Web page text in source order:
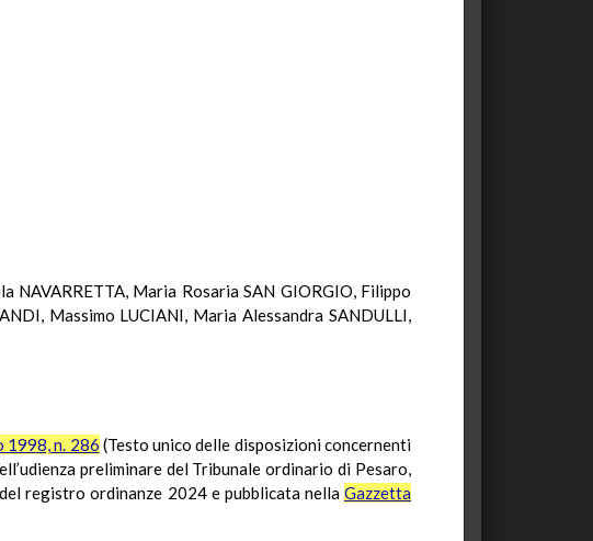
NAVARRETTA, Maria Rosaria SAN GIORGIO, Filippo
Massimo LUCIANI, Maria Alessandra SANDULLI,
n. 286 (Testo unico delle disposizioni concernenti
preliminare del Tribunale ordinario di Pesaro,
registro ordinanze 2024 e pubblicata nella Gazzetta